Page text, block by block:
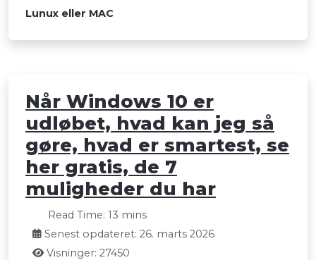
Lunux eller MAC
Når Windows 10 er
udløbet, hvad kan jeg så
gøre, hvad er smartest, se
her gratis, de 7
muligheder du har
Read Time: 13 mins
Senest opdateret: 26. marts 2026
Visninger: 27450